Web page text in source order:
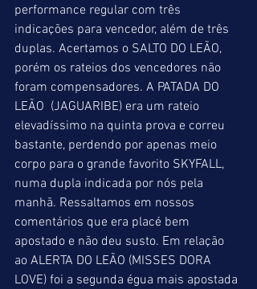
performance regular com três
indicações para vencedor, além de três
duplas. Acertamos o SALTO DO LEÃO,
porém os rateios dos vencedores não
foram compensadores. A PATADA DO
LEÃO  (JAGUARIBE) era um rateio
elevadíssimo na quinta prova e correu
bastante, perdendo por apenas meio
corpo para o grande favorito SKYFALL,
numa dupla indicada por nós pela
manhã. Ressaltamos em nossos
comentários que era placé bem
apostado e não deu susto. Em relação
ao ALERTA DO LEÃO (MISSES DORA
LOVE) foi a segunda égua mais apostada